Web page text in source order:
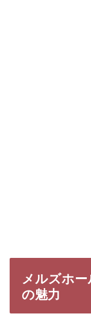
メルズホ
の魅力